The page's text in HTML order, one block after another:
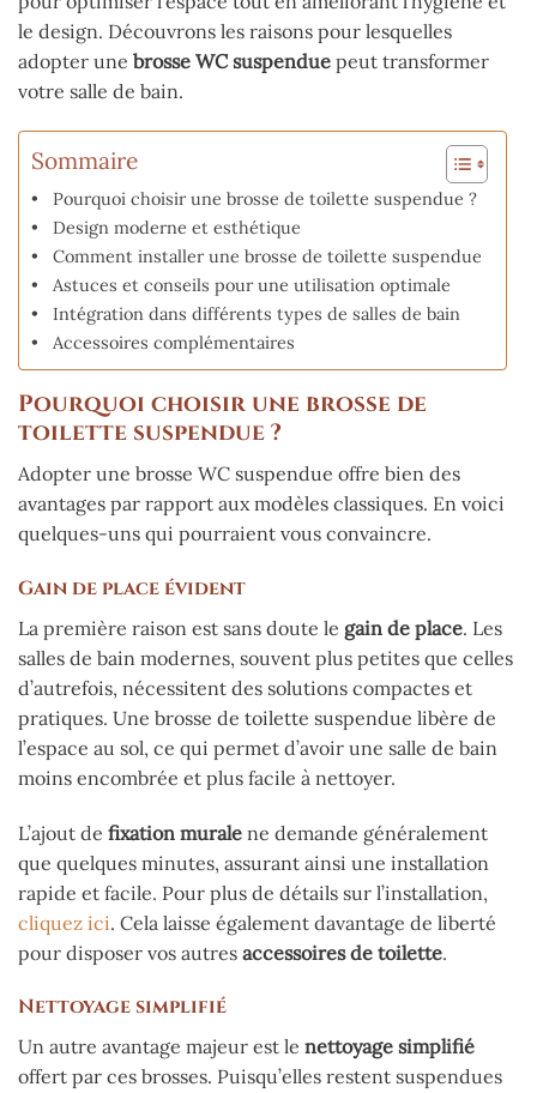
le design. Découvrons les raisons pour lesquelles
adopter une brosse WC suspendue peut transformer
votre salle de bain.
Sommaire
Pourquoi choisir une brosse de toilette suspendue ?
Design moderne et esthétique
Comment installer une brosse de toilette suspendue
Astuces et conseils pour une utilisation optimale
Intégration dans différents types de salles de bain
Accessoires complémentaires
Pourquoi choisir une brosse de
toilette suspendue ?
Adopter une brosse WC suspendue offre bien des
avantages par rapport aux modèles classiques. En voici
quelques-uns qui pourraient vous convaincre.
Gain de place évident
La première raison est sans doute le gain de place. Les
salles de bain modernes, souvent plus petites que celles
d’autrefois, nécessitent des solutions compactes et
pratiques. Une brosse de toilette suspendue libère de
l’espace au sol, ce qui permet d’avoir une salle de bain
moins encombrée et plus facile à nettoyer.
L’ajout de fixation murale ne demande généralement
que quelques minutes, assurant ainsi une installation
rapide et facile. Pour plus de détails sur l’installation,
cliquez ici. Cela laisse également davantage de liberté
pour disposer vos autres accessoires de toilette.
Nettoyage simplifié
Un autre avantage majeur est le nettoyage simplifié
offert par ces brosses. Puisqu’elles restent suspendues